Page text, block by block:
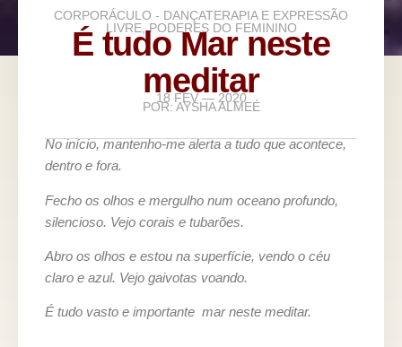
CORPORÁCULO - DANÇATERAPIA E EXPRESSÃO
LIVRE,PODERES DO FEMININO
É tudo Mar neste
meditar
18 FEV — 2020
POR:AYSHA ALMEÉ
No início, mantenho-me alerta a tudo que acontece,
dentro e fora.
Fecho os olhos e mergulho num oceano profundo,
silencioso. Vejo corais e tubarões.
Abro os olhos e estou na superfície, vendo o céu
claro e azul. Vejo gaivotas voando.
É tudo vasto e importante mar neste meditar.